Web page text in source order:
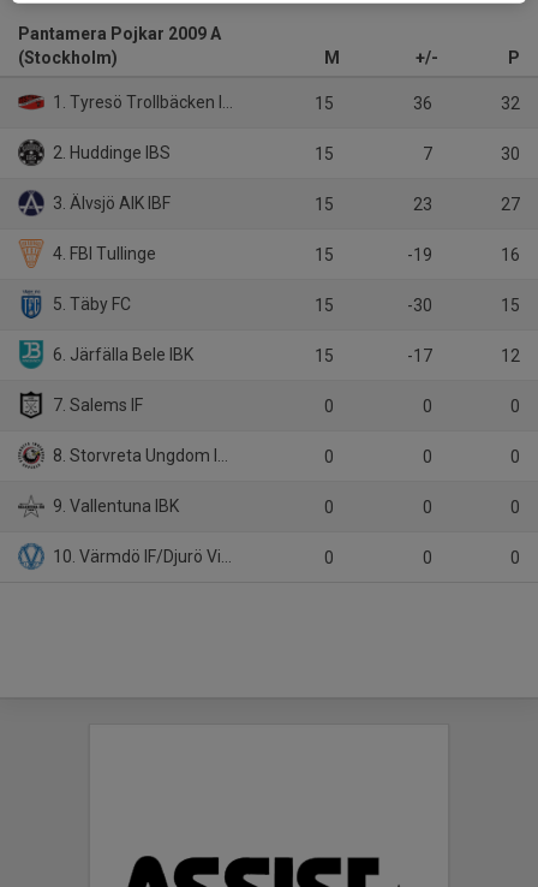
Pantamera Pojkar 2009 A
(Stockholm)
M +/- P
1. Tyresö Trollbäcken IBK 15 36 32
2. Huddinge IBS 15 7 30
3. Älvsjö AIK IBF 15 23 27
4. FBI Tullinge 15 -19 16
5. Täby FC 15 -30 15
6. Järfälla Bele IBK 15 -17 12
7. Salems IF 0 0 0
8. Storvreta Ungdom IBK 0 0 0
9. Vallentuna IBK 0 0 0
10. Värmdö IF/Djurö Vindö IF 0 0 0